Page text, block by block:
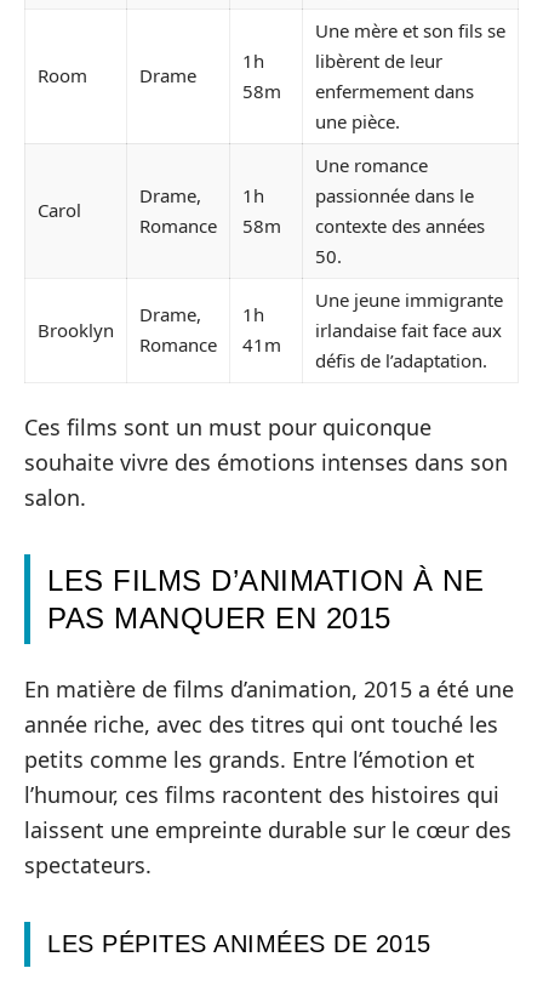
Room Drame
1h
58m
Une mère et son fils se
libèrent de leur
enfermement dans
une pièce.
Carol
Drame,
Romance
1h
58m
Une romance
passionnée dans le
contexte des années
50.
Brooklyn
Drame,
Romance
1h
41m
Une jeune immigrante
irlandaise fait face aux
défis de l’adaptation.
Ces films sont un must pour quiconque
souhaite vivre des émotions intenses dans son
salon.
LES FILMS D’ANIMATION À NE
PAS MANQUER EN 2015
En matière de films d’animation, 2015 a été une
année riche, avec des titres qui ont touché les
petits comme les grands. Entre l’émotion et
l’humour, ces films racontent des histoires qui
laissent une empreinte durable sur le cœur des
spectateurs.
LES PÉPITES ANIMÉES DE 2015